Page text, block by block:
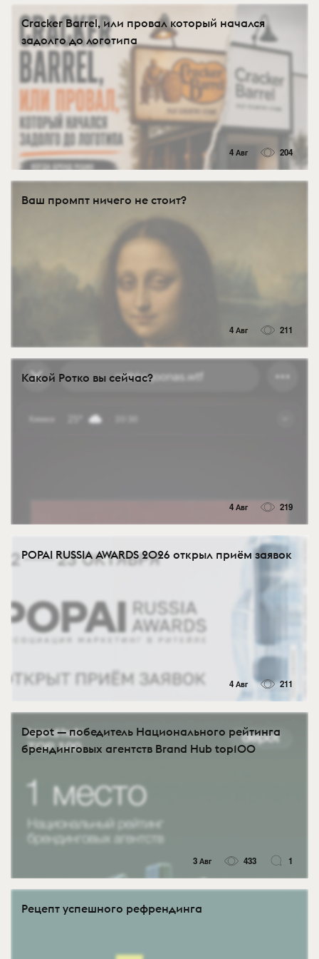
Cracker Barrel, или провал который начался
задолго до логотипа
4 Авг 204
Ваш промпт ничего не стоит?
4 Авг 211
Какой Ротко вы сейчас?
4 Авг 219
POPAI RUSSIA AWARDS 2026 открыл приём заявок
4 Авг 211
Depot — победитель Национального рейтинга
брендинговых агентств Brand Hub top100
3 Авг 433 1
Рецепт успешного рефрендинга